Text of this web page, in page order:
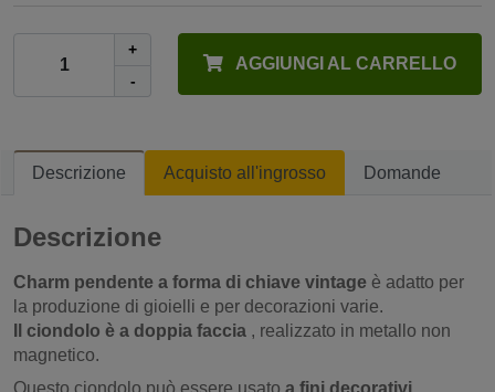
+
-
AGGIUNGI AL CARRELLO
Descrizione Acquisto all'ingrosso Domande
Descrizione
Charm pendente a forma di chiave vintage è adatto per
la produzione di gioielli e per decorazioni varie.
Il ciondolo è a doppia faccia , realizzato in metallo non
magnetico.
Questo ciondolo può essere usato a fini decorativi